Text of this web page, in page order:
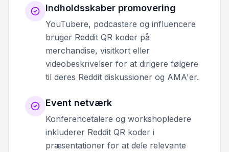
Indholdsskaber promovering
YouTubere, podcastere og influencere
bruger Reddit QR koder på
merchandise, visitkort eller
videobeskrivelser for at dirigere følgere
til deres Reddit diskussioner og AMA'er.
Event netværk
Konferencetalere og workshopledere
inkluderer Reddit QR koder i
præsentationer for at dele relevante